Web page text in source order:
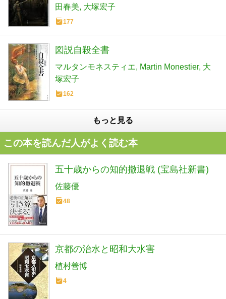
田春美 大塚宏子
177
図説自殺全書
マルタンモネスティエ Martin Monestier 大
塚宏子
162
もっと見る
この本を読んだ人がよく読む本
五十歳からの知的撤退戦 (宝島社新書)
佐藤優
48
京都の治水と昭和大水害
植村善博
4